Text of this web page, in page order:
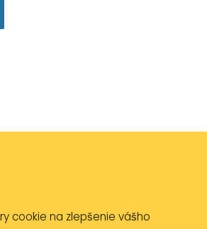
cookie na zlepšenie vášho